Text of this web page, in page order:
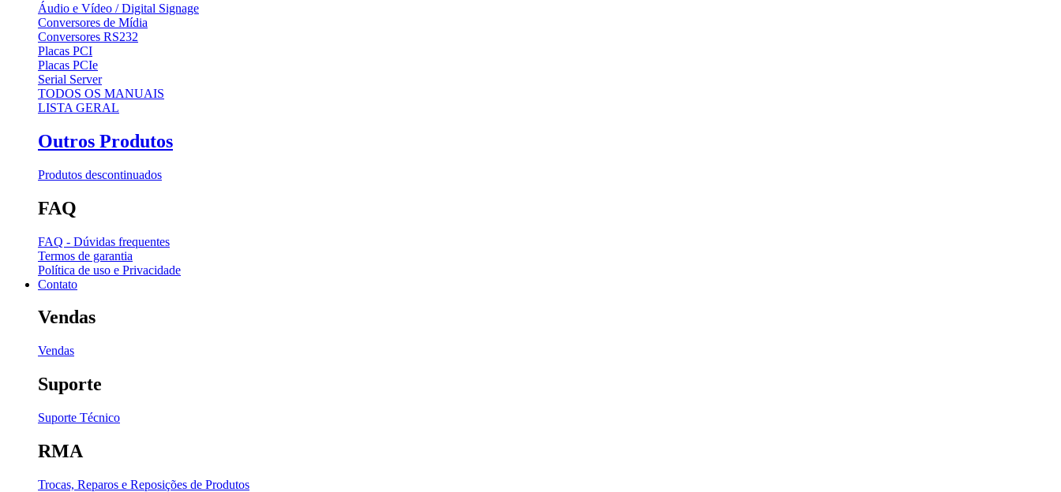
Áudio e Vídeo / Digital Signage
Conversores de Mídia
Conversores RS232
Placas PCI
Placas PCIe
Serial Server
TODOS OS MANUAIS
LISTA GERAL
Outros Produtos
Produtos descontinuados
FAQ
FAQ - Dúvidas frequentes
Termos de garantia
Política de uso e Privacidade
Contato
Vendas
Vendas
Suporte
Suporte Técnico
RMA
Trocas, Reparos e Reposições de Produtos